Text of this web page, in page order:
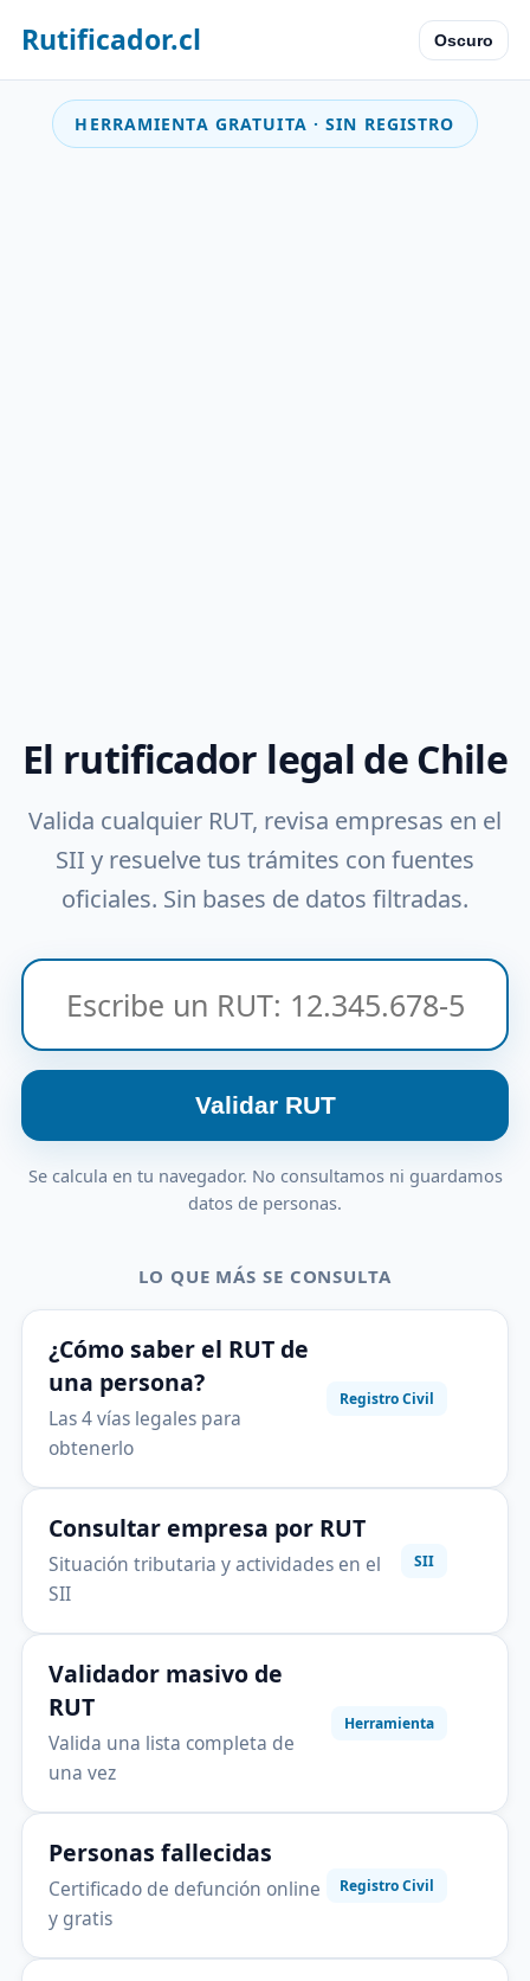
Rutificador.cl Oscuro
HERRAMIENTA GRATUITA · SIN REGISTRO
El rutificador legal de Chile
Valida cualquier RUT, revisa empresas en el
SII y resuelve tus trámites con fuentes
oficiales. Sin bases de datos filtradas.
Validar RUT
Se calcula en tu navegador. No consultamos ni guardamos
datos de personas.
LO QUE MÁS SE CONSULTA
¿Cómo saber el RUT de
una persona?
Las 4 vías legales para
obtenerlo
Registro Civil
Consultar empresa por RUT
Situación tributaria y actividades en el
SII
SII
Validador masivo de
RUT
Valida una lista completa de
una vez
Herramienta
Personas fallecidas
Certificado de defunción online
y gratis
Registro Civil